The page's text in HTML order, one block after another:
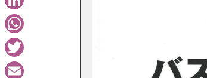
LinkedIn
WhatsApp
Twitter